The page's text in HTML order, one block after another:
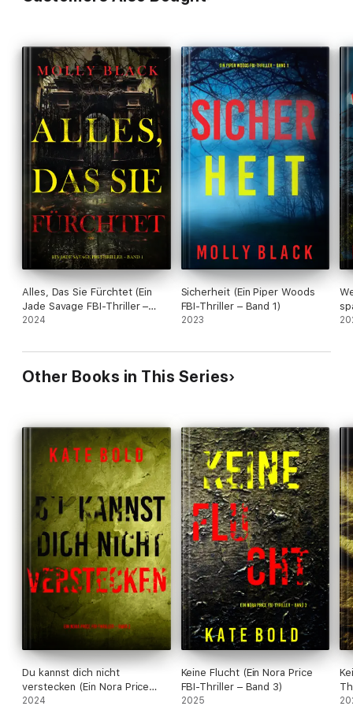
„Ein gutes Buch mit einer guten Handlung, viel Action und toller
— Rezension eines Lesers für LASS MICH GEHEN
Alles, Das Sie Fürchtet (Ein
Jade Savage FBI-Thriller –
Band 1)
2024
Sicherheit (Ein Piper Woods
FBI-Thriller – Band 1)
2023
Other Books in This Series
Du kannst dich nicht
verstecken (Ein Nora Price
FBI-Thriller – Band 2)
2024
Keine Flucht (Ein Nora Price
FBI-Thriller – Band 3)
2025